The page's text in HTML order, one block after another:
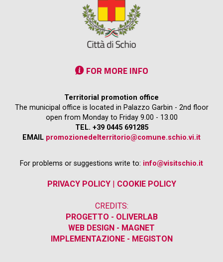
FOR MORE INFO
Territorial promotion office
The municipal office is located in Palazzo Garbin - 2nd floor
open from Monday to Friday 9.00 - 13.00
TEL. +39 0445 691285
EMAIL promozionedelterritorio@comune.schio.vi.it
For problems or suggestions write to: info@visitschio.it
PRIVACY POLICY| COOKIE POLICY
CREDITS:
PROGETTO - OLIVERLAB
WEB DESIGN - MAGNET
IMPLEMENTAZIONE - MEGISTON